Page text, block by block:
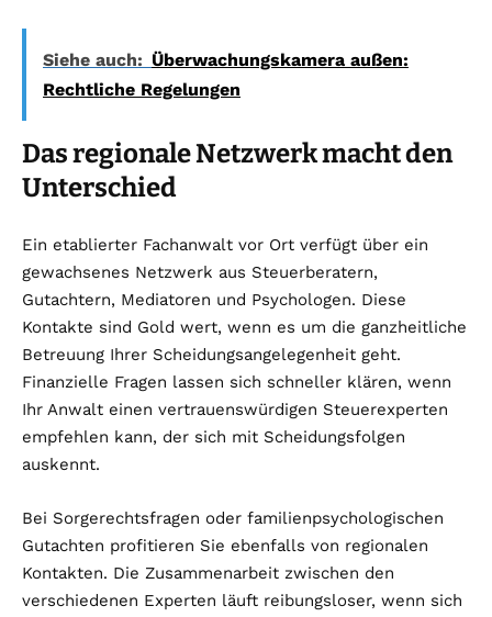
Siehe auch: Überwachungskamera außen:
Rechtliche Regelungen
Das regionale Netzwerk macht den
Unterschied
Ein etablierter Fachanwalt vor Ort verfügt über ein
gewachsenes Netzwerk aus Steuerberatern,
Gutachtern, Mediatoren und Psychologen. Diese
Kontakte sind Gold wert, wenn es um die ganzheitliche
Betreuung Ihrer Scheidungsangelegenheit geht.
Finanzielle Fragen lassen sich schneller klären, wenn
Ihr Anwalt einen vertrauenswürdigen Steuerexperten
empfehlen kann, der sich mit Scheidungsfolgen
auskennt.
Bei Sorgerechtsfragen oder familienpsychologischen
Gutachten profitieren Sie ebenfalls von regionalen
Kontakten. Die Zusammenarbeit zwischen den
verschiedenen Experten läuft reibungsloser, wenn sich